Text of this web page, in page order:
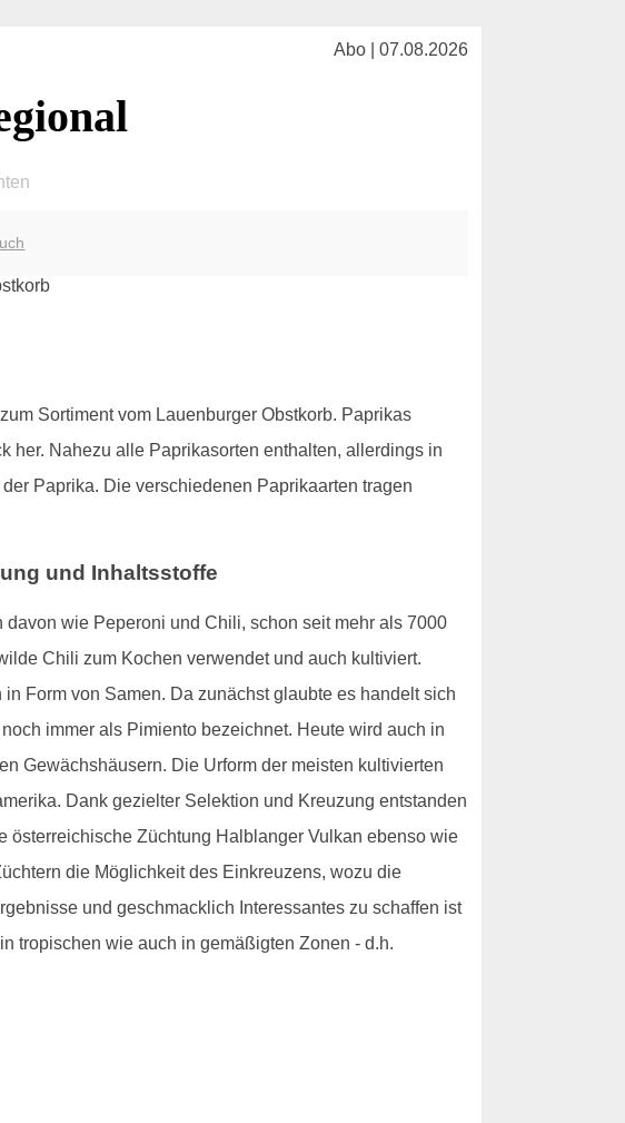
Abo | 07.08.2026
Sortiment vom Lauenburger Obstkorb. Paprikas
her. Nahezu alle Paprikasorten enthalten, allerdings in
Paprika. Die verschiedenen Paprikaarten tragen
und Inhaltsstoffe
wie Peperoni und Chili, schon seit mehr als 7000
Chili zum Kochen verwendet und auch kultiviert.
Form von Samen. Da zunächst glaubte es handelt sich
immer als Pimiento bezeichnet. Heute wird auch in
Gewächshäusern. Die Urform der meisten kultivierten
Dank gezielter Selektion und Kreuzung entstanden
österreichische Züchtung Halblanger Vulkan ebenso wie
die Möglichkeit des Einkreuzens, wozu die
und geschmacklich Interessantes zu schaffen ist
tropischen wie auch in gemäßigten Zonen - d.h.